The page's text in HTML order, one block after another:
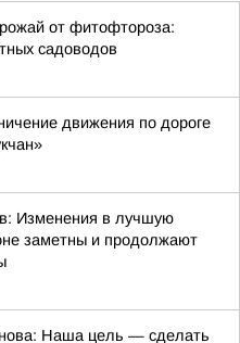
от фитофтороза:
садоводов
движения по дороге
Изменения в лучшую
заметны и продолжают
Наша цель — сделать